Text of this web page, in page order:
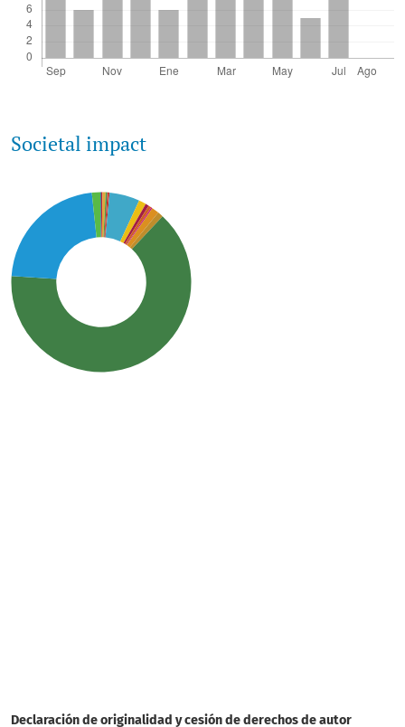
Societal impact
Declaración de originalidad y cesión de derechos de autor